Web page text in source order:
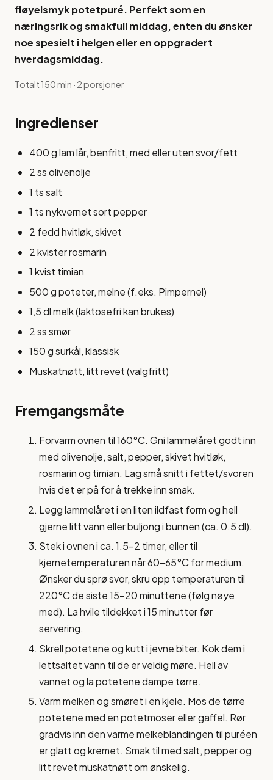
fløyelsmyk potetpuré. Perfekt som en
næringsrik og smakfull middag, enten du ønsker
noe spesielt i helgen eller en oppgradert
hverdagsmiddag.
Totalt 150 min · 2 porsjoner
Ingredienser
400 g lam lår, benfritt, med eller uten svor/fett
2 ss olivenolje
1 ts salt
1 ts nykvernet sort pepper
2 fedd hvitløk, skivet
2 kvister rosmarin
1 kvist timian
500 g poteter, melne (f.eks. Pimpernel)
1,5 dl melk (laktosefri kan brukes)
2 ss smør
150 g surkål, klassisk
Muskatnøtt, litt revet (valgfritt)
Fremgangsmåte
Forvarm ovnen til 160°C. Gni lammelåret godt inn
med olivenolje, salt, pepper, skivet hvitløk,
rosmarin og timian. Lag små snitt i fettet/svoren
hvis det er på for å trekke inn smak.
Legg lammelåret i en liten ildfast form og hell
gjerne litt vann eller buljong i bunnen (ca. 0.5 dl).
Stek i ovnen i ca. 1.5-2 timer, eller til
kjernetemperaturen når 60-65°C for medium.
Ønsker du sprø svor, skru opp temperaturen til
220°C de siste 15-20 minuttene (følg nøye
med). La hvile tildekket i 15 minutter før
servering.
Skrell potetene og kutt i jevne biter. Kok dem i
lettsaltet vann til de er veldig møre. Hell av
vannet og la potetene dampe tørre.
Varm melken og smøret i en kjele. Mos de tørre
potetene med en potetmoser eller gaffel. Rør
gradvis inn den varme melkeblandingen til puréen
er glatt og kremet. Smak til med salt, pepper og
litt revet muskatnøtt om ønskelig.